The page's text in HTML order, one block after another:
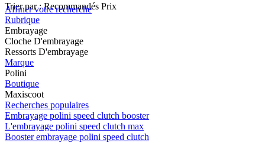
Trier par : Recommandés Prix
Affiner votre recherche
Rubrique
Embrayage
Cloche D'embrayage
Ressorts D'embrayage
Marque
Polini
Boutique
Maxiscoot
Recherches populaires
Embrayage polini speed clutch booster
L'embrayage polini speed clutch max
Booster embrayage polini speed clutch